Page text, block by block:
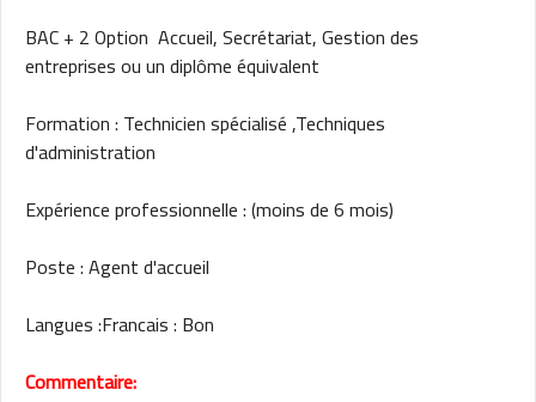
BAC + 2 Option Accueil, Secrétariat, Gestion des
entreprises ou un diplôme équivalent
Formation : Technicien spécialisé ,Techniques
d'administration
Expérience professionnelle : (moins de 6 mois)
Poste : Agent d'accueil
Langues :Francais : Bon
Commentaire: